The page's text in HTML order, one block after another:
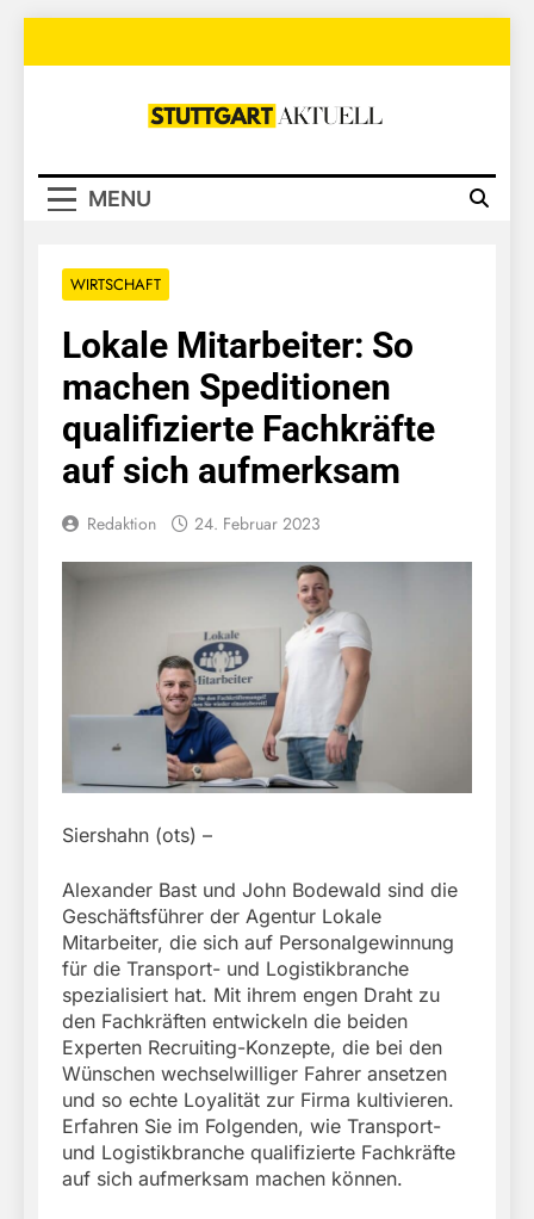
Stuttgart
MENU
WIRTSCHAFT
Lokale Mitarbeiter: So
machen Speditionen
qualifizierte Fachkräfte
auf sich aufmerksam
Redaktion 24. Februar 2023
Siershahn (ots) –
Alexander Bast und John Bodewald sind die
Geschäftsführer der Agentur Lokale
Mitarbeiter, die sich auf Personalgewinnung
für die Transport- und Logistikbranche
spezialisiert hat. Mit ihrem engen Draht zu
den Fachkräften entwickeln die beiden
Experten Recruiting-Konzepte, die bei den
Wünschen wechselwilliger Fahrer ansetzen
und so echte Loyalität zur Firma kultivieren.
Erfahren Sie im Folgenden, wie Transport-
und Logistikbranche qualifizierte Fachkräfte
auf sich aufmerksam machen können.